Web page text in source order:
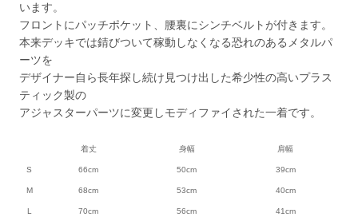
います。
フロントにパッチポケット、腰裏にシンチベルトが付きます。
本来デッキでは錆びついて稼動しなくなる恐れのあるメタルパ
ーツを
デザイナー自ら長年探し続け見つけ出した希少性の高いプラス
ティック製の
アジャスターパーツに変更しモディファイされた一着です。
着丈 身幅 肩幅
S 66cm 50cm 39cm
M 68cm 53cm 40cm
L 70cm 56cm 41cm